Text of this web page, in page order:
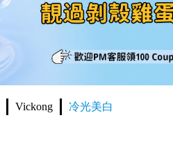
Vickong 冷光美白